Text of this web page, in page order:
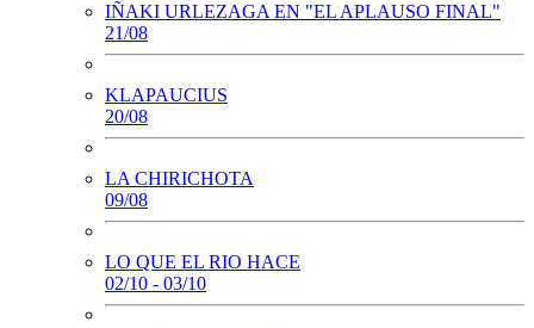
IÑAKI URLEZAGA EN "EL APLAUSO FINAL"
21/08
KLAPAUCIUS
20/08
LA CHIRICHOTA
09/08
LO QUE EL RIO HACE
02/10 - 03/10